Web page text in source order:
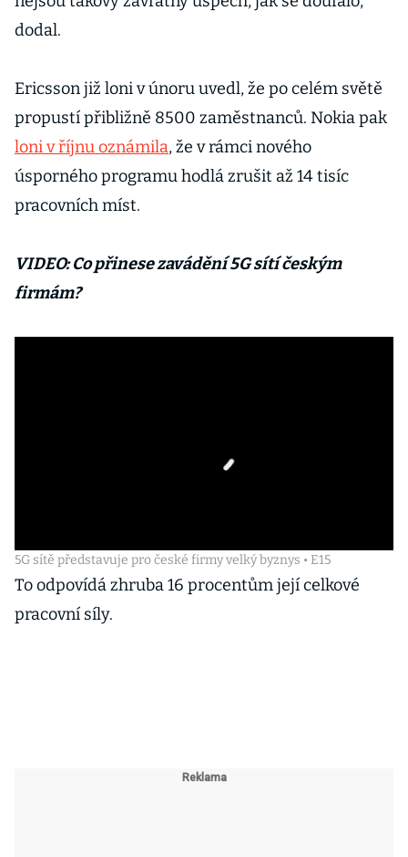
dodal.
Ericsson již loni v únoru uvedl, že po celém světě
propustí přibližně 8500 zaměstnanců. Nokia pak
loni v říjnu oznámila, že v rámci nového
úsporného programu hodlá zrušit až 14 tisíc
pracovních míst.
VIDEO: Co přinese zavádění 5G sítí českým
firmám?
5G sítě představuje pro české firmy velký byznys • E15
To odpovídá zhruba 16 procentům její celkové
pracovní síly.